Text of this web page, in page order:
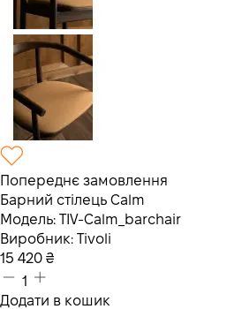
Попереднє замовлення
Барний стілець Calm
Модель: TIV-Calm_barchair
Виробник: Tivoli
15 420 ₴
1
Додати в кошик